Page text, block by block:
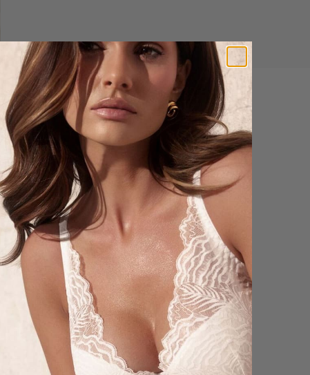
Arvustused 0